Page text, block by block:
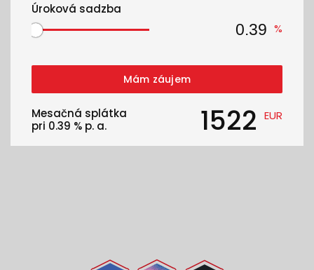
Úroková sadzba
%
Mám záujem
Mesačná splátka
pri 0.39 % p. a. 1522 EUR